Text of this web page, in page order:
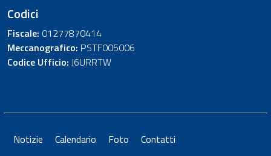
Codici
Fiscale: 01277870414
Meccanografico: PSTF005006
Codice Ufficio: J6URRTW
Notizie Calendario Foto Contatti